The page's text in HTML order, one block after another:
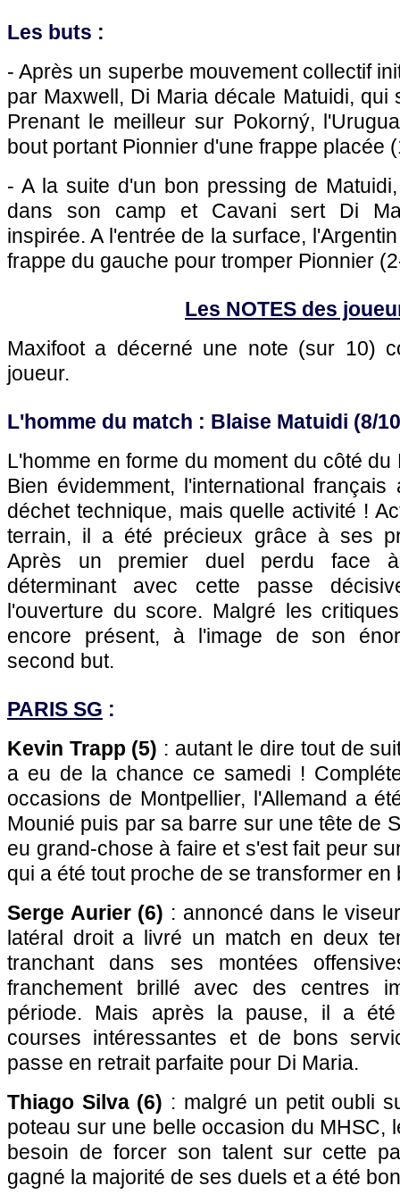
Les buts :
- Après un superbe mouvement collectif
par Maxwell, Di Maria décale Matuidi, qui
Prenant le meilleur sur Pokorný,
bout portant Pionnier d'une frappe placée
- A la suite d'un bon pressing de
dans son camp et Cavani sert Di
inspirée. A l'entrée de la surface,
frappe du gauche pour tromper Pionnier
Les NOTES des
Maxifoot a décerné une note (sur 10)
joueur.
L'homme du match : Blaise Matuidi (8/
L'homme en forme du moment du côté
Bien évidemment, l'international
déchet technique, mais quelle activité !
terrain, il a été précieux grâce à ses
Après un premier duel perdu face
déterminant avec cette passe
l'ouverture du score. Malgré les
encore présent, à l'image de son
second but.
PARIS SG :
Kevin Trapp (5) : autant le dire tout de
a eu de la chance ce samedi !
occasions de Montpellier, l'Allemand a
Mounié puis par sa barre sur une tête de
eu grand-chose à faire et s'est fait peur
qui a été tout proche de se transformer
Serge Aurier (6) : annoncé dans le
latéral droit a livré un match en deux
tranchant dans ses montées
franchement brillé avec des centres
période. Mais après la pause, il a
courses intéressantes et de bons
passe en retrait parfaite pour Di Maria.
Thiago Silva (6) : malgré un petit oubli
poteau sur une belle occasion du MHSC,
besoin de forcer son talent sur cette
gagné la majorité de ses duels et a été